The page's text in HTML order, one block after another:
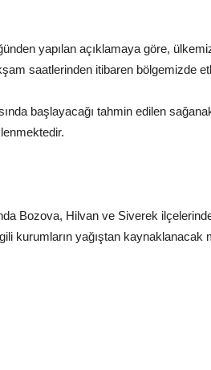
yapılan açıklamaya göre,
saatlerinden itibaren bölgemizde
başlayacağı tahmin edilen
Bozova, Hilvan ve Siverek
kurumların yağıştan